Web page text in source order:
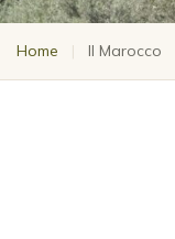
Home | Il Marocco